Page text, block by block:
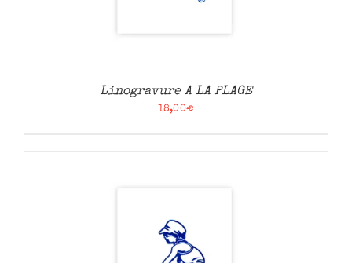
Linogravure A LA PLAGE
18,00€